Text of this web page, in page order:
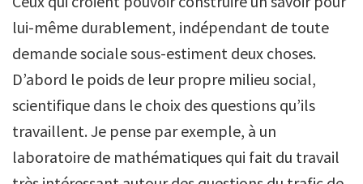
lui-même durablement, indépendant de toute
demande sociale sous-estiment deux choses.
D’abord le poids de leur propre milieu social,
scientifique dans le choix des questions qu’ils
travaillent. Je pense par exemple, à un
laboratoire de mathématiques qui fait du travail